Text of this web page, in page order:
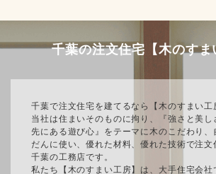
千葉の注文住宅【木のす
千葉で注文住宅を建てるなら【木のすまい工
当社は住まいそのものに拘り、『強さと美
先にある遊び心』をテーマに木のこだわり、
だんに使い、優れた材料、優れた技術で注文
千葉の工務店です。
私たち【木のすまい工房】は、大手住宅会社